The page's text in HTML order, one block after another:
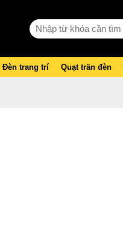
Đèn trang trí Quạt trần đèn